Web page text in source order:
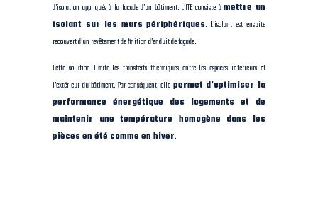
d’isolation appliqués à la façade d’un bâtiment. L’ITE consiste àmettre un
isolant sur les murs périphériques. L’isolant est ensuite
recouvert d’un revêtement de finition d’enduit de façade.
Cette solution limite les transferts thermiques entre les espaces intérieurs et
l’extérieur du bâtiment. Par conséquent, elle permet d’optimiser la
performance énergétique des logements et de
maintenir une température homogène dans les
pièces en été comme en hiver.